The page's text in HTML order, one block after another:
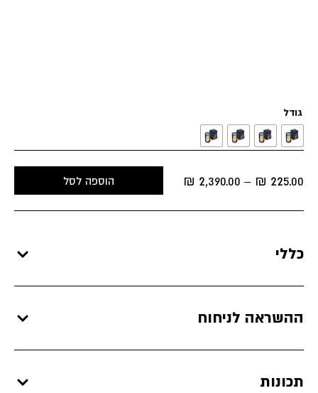
גודל
הוספה לסל 225.00
₪
–
2,390.00
₪
range:
225.00 ₪
כללי
ההשראה לניחוח
תכונות